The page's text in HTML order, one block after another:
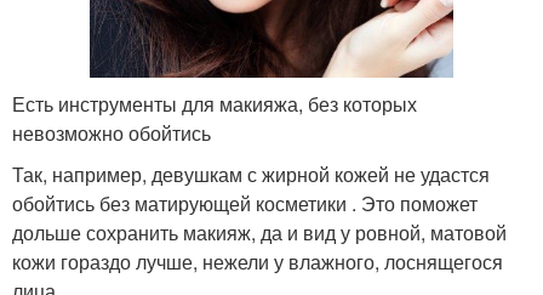
Есть инструменты для макияжа, без которых
невозможно обойтись
Так, например, девушкам с жирной кожей не удастся
обойтись без матирующей косметики . Это поможет
дольше сохранить макияж, да и вид у ровной, матовой
кожи гораздо лучше, нежели у влажного, лоснящегося